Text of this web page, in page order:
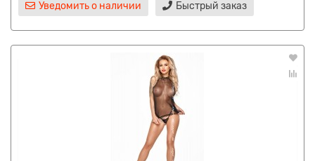
Уведомить о наличии Быстрый заказ